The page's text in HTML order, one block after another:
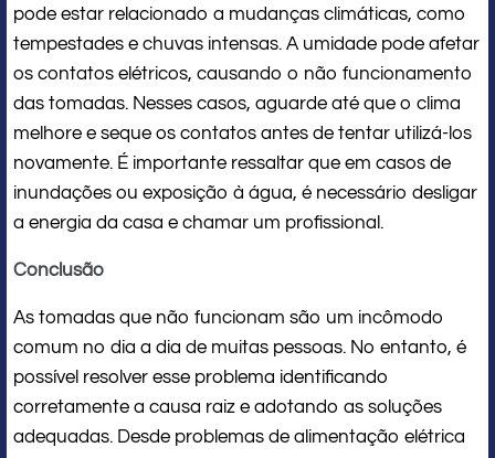
pode estar relacionado a mudanças climáticas, como
tempestades e chuvas intensas. A umidade pode afetar
os contatos elétricos, causando o não funcionamento
das tomadas. Nesses casos, aguarde até que o clima
melhore e seque os contatos antes de tentar utilizá-los
novamente. É importante ressaltar que em casos de
inundações ou exposição à água, é necessário desligar
a energia da casa e chamar um profissional.
Conclusão
As tomadas que não funcionam são um incômodo
comum no dia a dia de muitas pessoas. No entanto, é
possível resolver esse problema identificando
corretamente a causa raiz e adotando as soluções
adequadas. Desde problemas de alimentação elétrica